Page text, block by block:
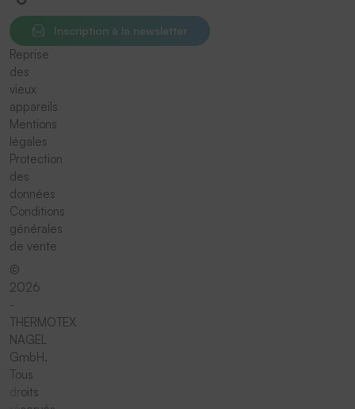
Inscription à la newsletter
Reprise
des
vieux
appareils
Mentions
légales
Protection
des
données
Conditions
générales
de vente
©
2026
-
THERMOTEX
NAGEL
GmbH.
Tous
droits